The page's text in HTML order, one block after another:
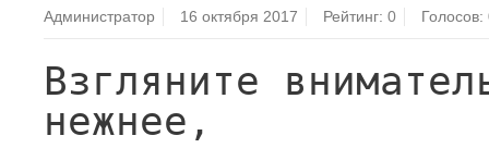
Администратор 16 октября 2017 Рейтинг:0 Голосов:
Взгляните
нежнее,